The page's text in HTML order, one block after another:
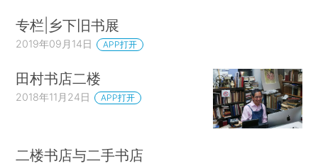
专栏|乡下旧书展
2019年09月14日 APP打开
田村书店二楼
2018年11月24日 APP打开
二楼书店与二手书店